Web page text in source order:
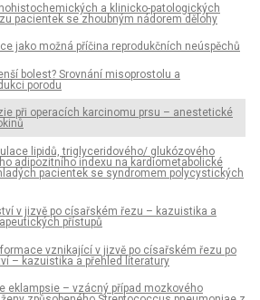
a klinicko-patologických
pacientek se zhoubným nádorem dělohy
jako možná příčina reprodukčních neúspěchů
bolest? Srovnání misoprostolu a
porodu
při operacích karcinomu prsu – anestetické
lipidů, triglyceridového/ glukózového
adipozitního indexu na kardiometabolické
pacientek se syndromem polycystických
v jizvě po císařském řezu – kazuistika a
přístupů
vznikající v jizvě po císařském řezu po
– kazuistika a přehled literatury
eklampsie – vzácný případ mozkového